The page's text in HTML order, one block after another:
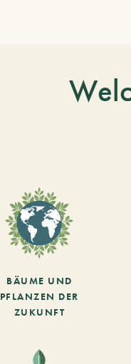
BÄUME UND
PFLANZEN DER
ZUKUNFT